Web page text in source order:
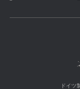
ドイツ